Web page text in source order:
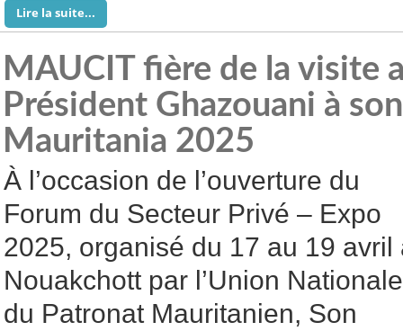
Lire la suite...
MAUCIT fière de la visite
Président Ghazouani à
Mauritania 2025
À l’occasion de l’ouverture du
Forum du Secteur Privé – Expo
2025, organisé du 17 au 19 avril
Nouakchott par l’Union Nationale
du Patronat Mauritanien, Son